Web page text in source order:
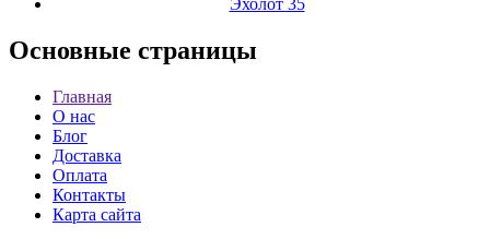
Эхолот 35
Основные страницы
Главная
О нас
Блог
Доставка
Оплата
Контакты
Карта сайта